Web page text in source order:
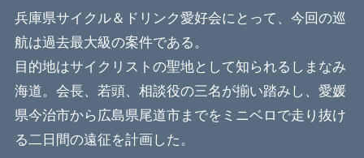
兵庫県サイクル＆ドリンク愛好会にとって、今回の巡
航は過去最大級の案件である。
目的地はサイクリストの聖地として知られるしまなみ
海道。会長、若頭、相談役の三名が揃い踏みし、愛媛
県今治市から広島県尾道市までをミニベロで走り抜け
る二日間の遠征を計画した。